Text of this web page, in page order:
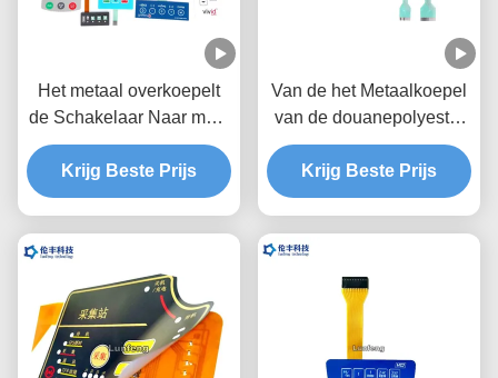
Het metaal overkoepelt
de Schakelaar Naar maat
gemaakte Steen van het
Membraantoetsenbord/Gl
anzende Knopen
Krijg Beste Prijs
Van de het Metaalkoepel
van de douanepolyester
het Membraanschakelaar,
de Koepelschakelaar van
het Twee Staarten
Krijg Beste Prijs